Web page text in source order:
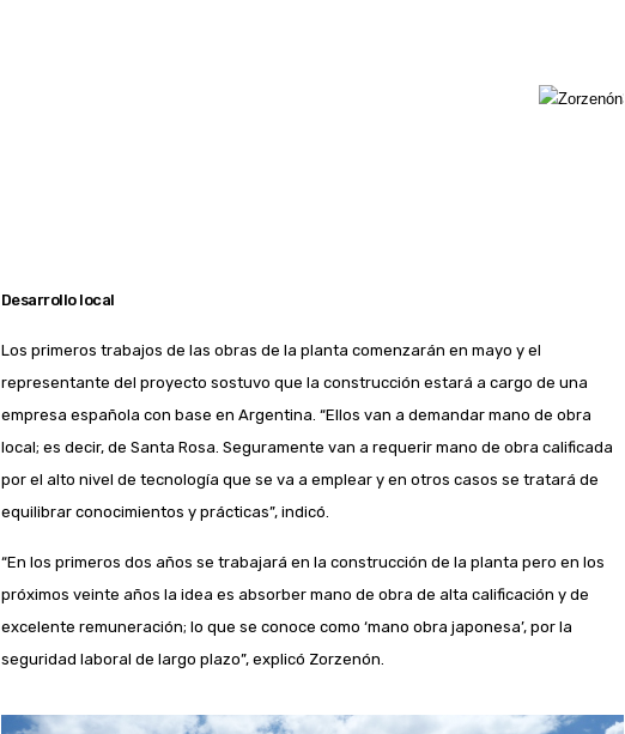
Desarrollo local
Los primeros trabajos de las obras de la planta comenzarán en mayo y el
representante del proyecto sostuvo que la construcción estará a cargo de una
empresa española con base en Argentina. “Ellos van a demandar mano de obra
local; es decir, de Santa Rosa. Seguramente van a requerir mano de obra calificada
por el alto nivel de tecnología que se va a emplear y en otros casos se tratará de
equilibrar conocimientos y prácticas”, indicó.
“En los primeros dos años se trabajará en la construcción de la planta pero en los
próximos veinte años la idea es absorber mano de obra de alta calificación y de
excelente remuneración; lo que se conoce como ‘mano obra japonesa’, por la
seguridad laboral de largo plazo”, explicó Zorzenón.